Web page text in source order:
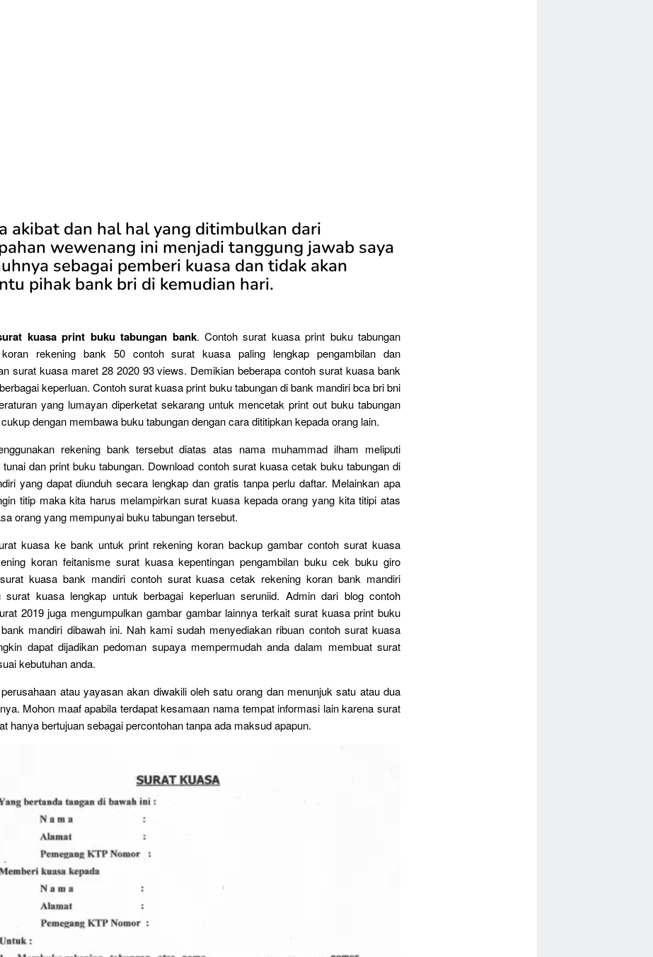
akibat dan hal hal yang ditimbulkan dari
wewenang ini menjadi tanggung jawab saya
sebagai pemberi kuasa dan tidak akan
pihak bank bri di kemudian hari.
kuasa print buku tabungan bank. Contoh surat kuasa print buku tabungan
koran rekening bank 50 contoh surat kuasa paling lengkap pengambilan dan
surat kuasa maret 28 2020 93 views. Demikian beberapa contoh surat kuasa bank
keperluan. Contoh surat kuasa print buku tabungan di bank mandiri bca bri bni
yang lumayan diperketat sekarang untuk mencetak print out buku tabungan
dengan membawa buku tabungan dengan cara dititipkan kepada orang lain.
rekening bank tersebut diatas atas nama muhammad ilham meliputi
tunai dan print buku tabungan. Download contoh surat kuasa cetak buku tabungan di
yang dapat diunduh secara lengkap dan gratis tanpa perlu daftar. Melainkan apa
titip maka kita harus melampirkan surat kuasa kepada orang yang kita titipi atas
orang yang mempunyai buku tabungan tersebut.
kuasa ke bank untuk print rekening koran backup gambar contoh surat kuasa
koran feitanisme surat kuasa kepentingan pengambilan buku cek buku giro
kuasa bank mandiri contoh surat kuasa cetak rekening koran bank mandiri
surat kuasa lengkap untuk berbagai keperluan seruniid. Admin dari blog contoh
2019 juga mengumpulkan gambar gambar lainnya terkait surat kuasa print buku
mandiri dibawah ini. Nah kami sudah menyediakan ribuan contoh surat kuasa
dapat dijadikan pedoman supaya mempermudah anda dalam membuat surat
kebutuhan anda.
atau yayasan akan diwakili oleh satu orang dan menunjuk satu atau dua
Mohon maaf apabila terdapat kesamaan nama tempat informasi lain karena surat
hanya bertujuan sebagai percontohan tanpa ada maksud apapun.